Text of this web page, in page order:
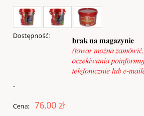
Dostępność:
-
Cena: 76,00 zł